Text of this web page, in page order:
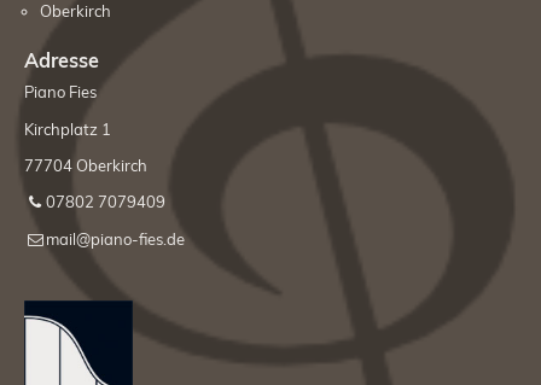
Oberkirch
Adresse
Piano Fies
Kirchplatz 1
77704 Oberkirch
07802 7079409
mail@piano-fies.de